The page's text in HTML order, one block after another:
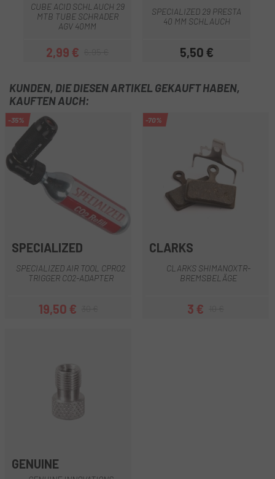
CUBE ACID SCHLAUCH 29
MTB TUBE SCHRADER
AGV 40MM
Preis
2,99 €Regulärer Preis
SPECIALIZED 29 PRESTA
40 MM SCHLAUCH
Preis
5,50 €
KUNDEN, DIE DIESEN ARTIKEL GEKAUFT HABEN,
KAUFTEN AUCH:
-35%
SPECIALIZED
SPECIALIZED AIR TOOL CPRO2
TRIGGER CO2-ADAPTER
Preis
19,50 €Regulärer Preis
-70%
CLARKS
CLARKS SHIMANOXTR-
BREMSBELÄGE
3 €
GENUINE